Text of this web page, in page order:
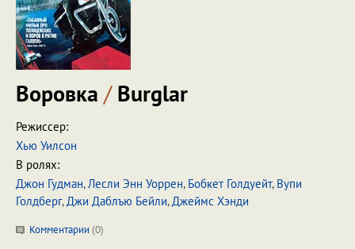
Воровка /Burglar
Режиссер:
Хью Уилсон
В ролях:
Джон Гудман,Лесли Энн Уоррен, Бобкет Голдуейт, Вупи
Голдберг,Джи Даблъю Бейли,Джеймс Хэнди
Комментарии (0)